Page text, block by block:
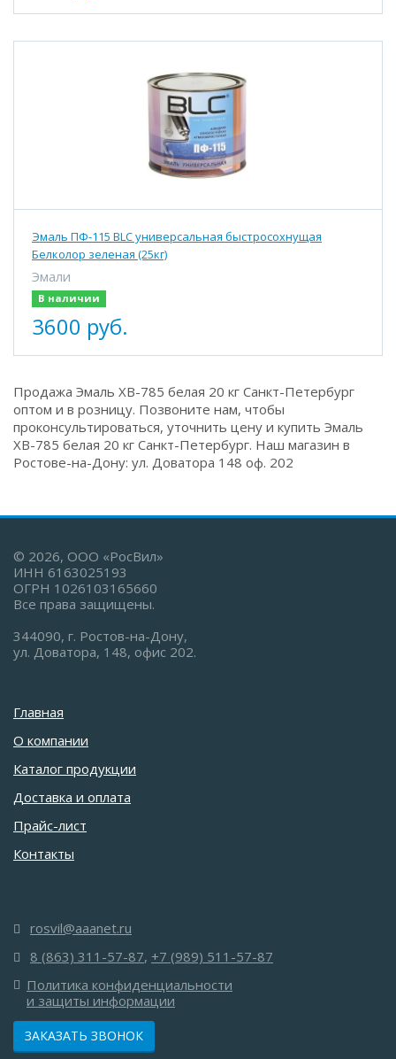
Эмаль ПФ-115 BLC универсальная быстросохнущая
Белколор зеленая (25кг)
Эмали
В наличии
3600 руб.
Продажа Эмаль ХВ-785 белая 20 кг Санкт-Петербург
оптом и в розницу. Позвоните нам, чтобы
проконсультироваться, уточнить цену и купить Эмаль
ХВ-785 белая 20 кг Санкт-Петербург. Наш магазин в
Ростове-на-Дону: ул. Доватора 148 оф. 202
© 2026, ООО «РосВил»
ИНН 6163025193
ОГРН 1026103165660
Все права защищены.
344090, г. Ростов-на-Дону,
ул. Доватора, 148, офис 202.
Главная
О компании
Каталог продукции
Доставка и оплата
Прайс-лист
Контакты
rosvil@aaanet.ru
8 (863) 311-57-87, +7 (989) 511-57-87
Политика конфиденциальности
и защиты информации
ЗАКАЗАТЬ ЗВОНОК